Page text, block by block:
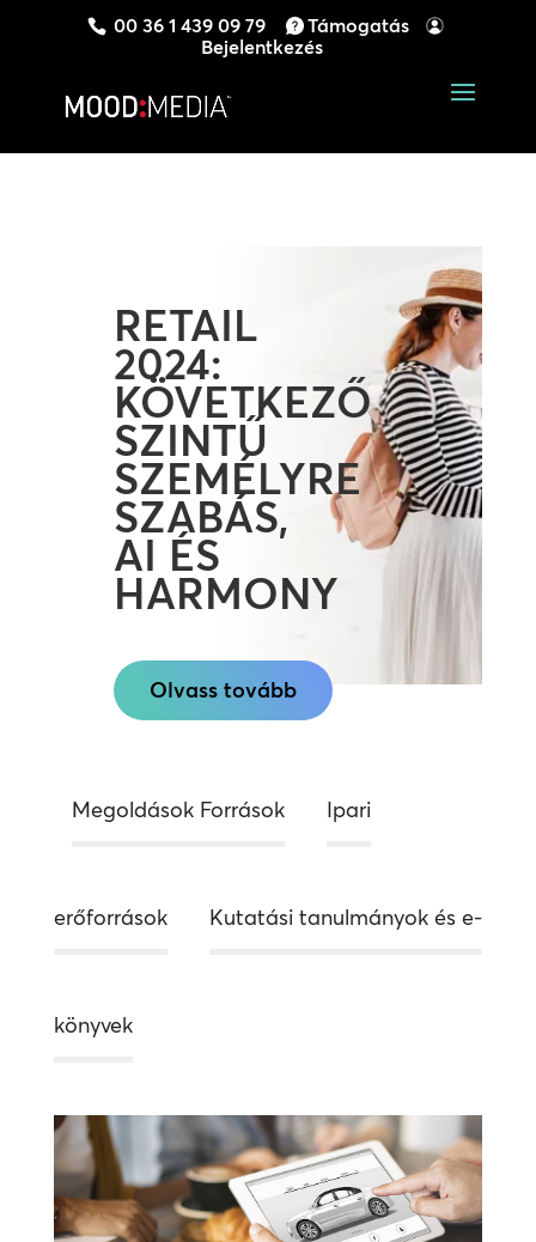
00 36 1 439 09 79
Támogatás
Bejelentkezés
RETAIL
2024:
KÖVETKEZŐ
SZINTŰ
SZEMÉLYRE
SZABÁS,
AI ÉS
HARMONY
Olvass tovább
Megoldások Források Ipari
erőforrások Kutatási tanulmányok és e-
könyvek